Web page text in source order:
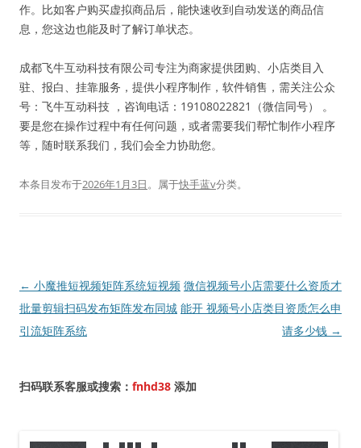
作。比如客户购买虚拟商品后，能快速收到自动发送的商品信
息，您这边也能及时了解订单状态。
成都飞牛互动科技有限公司专注为商家提供团购、小店类目入
驻、报白、挂靠服务，提供小程序制作，软件销售，需关注公众
号：飞牛互动科技 ，咨询电话：19108022821（微信同号） 。
要是您在操作过程中有任何问题，或者需要我们帮忙制作小程序
等，随时联系我们，我们会全力协助您。
本条目发布于2026年1月3日。属于快手蓝v分类。
文
章
导
← 小魔推短视频矩阵系统短视频
批量剪辑扫码发布矩阵发布同城
引流矩阵系统
微信视频号小店需要什么资质才
能开 视频号小店类目资质怎么申
请多少钱 →
扫码联系客服或搜索： fnhd38 添加